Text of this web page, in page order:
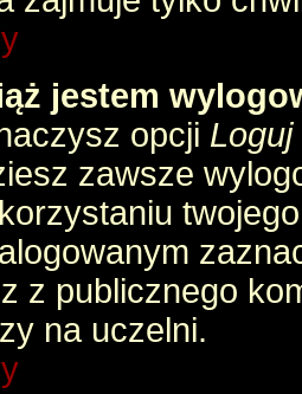
jestem
opcji
zawsze
z publicznego
na uczelni.